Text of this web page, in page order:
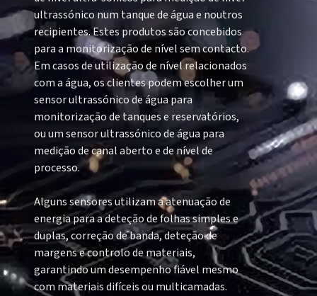
ultrassónico num tanque de água e noutros
recipientes. Estes produtos são concebidos
para a monitorização de nível sem contacto.
Em casos de utilização de nível relacionados
com a água, os clientes podem escolher um
sensor ultrassónico de água para
monitorização de tanques e reservatórios,
ou um sensor ultrassónico de água para
medição de canal aberto e de nível de
processo.
Alguns sensores utilizam a atenuação de
energia para a deteção de folhas simples e
duplas, correção de banda, deteção de
margens e controlo de materiais,
garantindo um desempenho fiável mesmo
com materiais difíceis ou multicamadas.